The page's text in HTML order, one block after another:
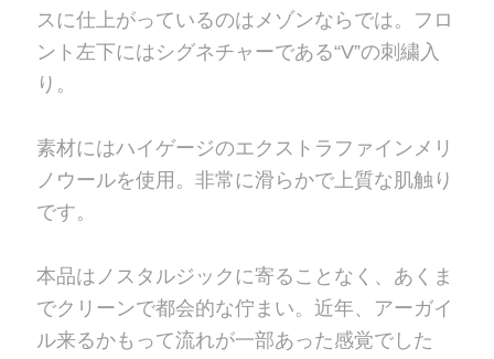
スに仕上がっているのはメゾンならでは。フロ
ント左下にはシグネチャーである“V”の刺繍入
り。
素材にはハイゲージのエクストラファインメリ
ノウールを使用。非常に滑らかで上質な肌触り
です。
本品はノスタルジックに寄ることなく、あくま
でクリーンで都会的な佇まい。近年、アーガイ
ル来るかもって流れが一部あった感覚でした